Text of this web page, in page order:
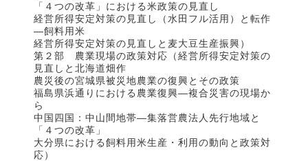
「４つの改革」における米政策の見直し
経営所得安定対策の見直し（水田フル活用）と転作
―飼料用米
経営所得安定対策の見直しと麦大豆生産振興）
第２部 農業現場の政策対応（経営所得安定対策の
見直しと北海道畑作
農災後の宮城県被災地農業の復興とその政策
福島県浜通りにおける農業復興―複合災害の現場か
ら
中国四国：中山間地帯―集落営農法人先行地域と
「４つの改革」
大分県における飼料用米生産・利用の動向と政策対
応）